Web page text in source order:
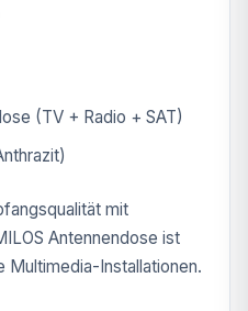
(TV + Radio + SAT)
mit
Antennendose ist
Multimedia-Installationen.